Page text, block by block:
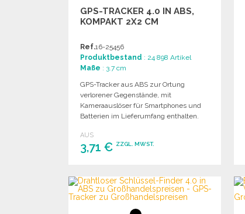
GPS-TRACKER 4.0 IN ABS,
KOMPAKT 2X2 CM
Ref.16-25456
Produktbestand : 24 898 Artikel
Maße : 3.7 cm
GPS-Tracker aus ABS zur Ortung
verlorener Gegenstände, mit
Kameraauslöser für Smartphones und
Batterien im Lieferumfang enthalten.
AUS
3,71 € ZZGL. MWST.
Angebot anfordern